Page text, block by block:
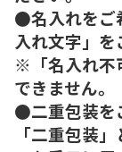
●名入れをご
入れ文字」を
※「名入れ不
できません。
●二重包装を
「二重包装